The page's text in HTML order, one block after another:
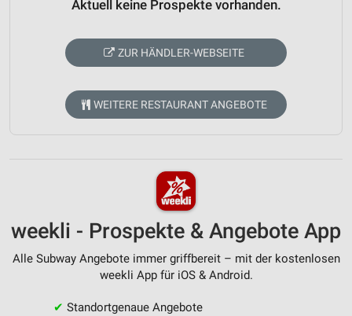
Aktuell keine Prospekte vorhanden.
ZUR HÄNDLER-WEBSEITE
WEITERE RESTAURANT ANGEBOTE
weekli - Prospekte & Angebote App
Alle Subway Angebote immer griffbereit – mit der kostenlosen
weekli App für iOS & Android.
✔ Standortgenaue Angebote